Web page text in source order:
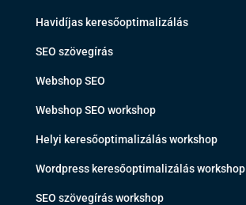
Havidíjas keresőoptimalizálás
SEO szövegírás
Webshop SEO
Webshop SEO workshop
Helyi keresőoptimalizálás workshop
Wordpress keresőoptimalizálás workshop
SEO szövegírás workshop